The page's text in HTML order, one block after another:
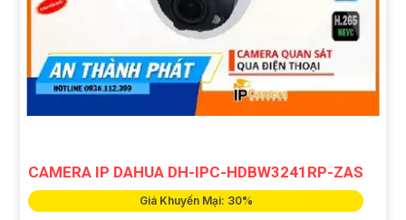
CAMERA IP DAHUA DH-IPC-HDBW3241RP-ZAS
Giá Khuyến Mại: 30%